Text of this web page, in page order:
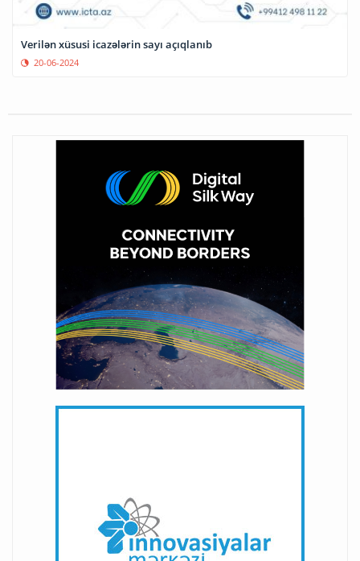
Verilən xüsusi icazələrin sayı açıqlanıb
20-06-2024